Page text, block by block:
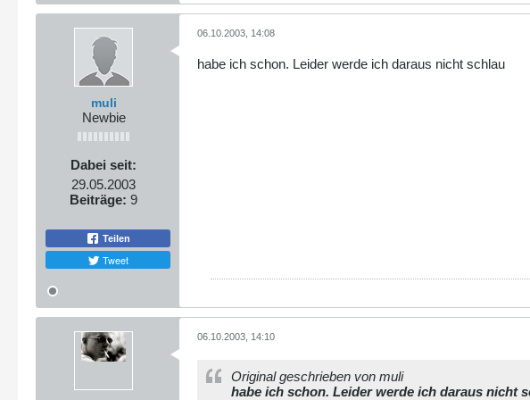
muli
Newbie
Dabei seit:
29.05.2003
Beiträge: 9
Teilen
Tweet
06.10.2003, 14:08
habe ich schon. Leider werde ich daraus nicht schlau
06.10.2003, 14:10
Original geschrieben von muli
habe ich schon. Leider werde ich daraus nicht